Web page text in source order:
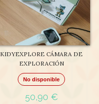
KIDYEXPLORE CÁMARA DE
EXPLORACIÓN
No disponible
50,90 €